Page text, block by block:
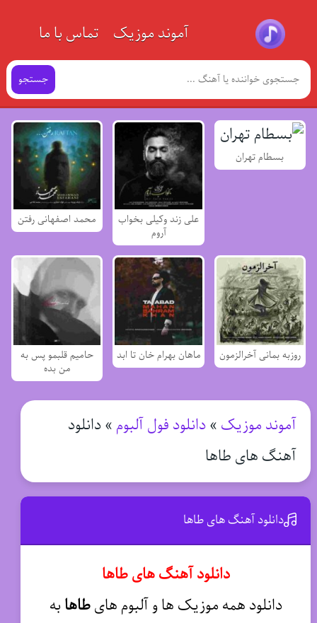
آموند موزیک تماس با ما
جستجو
بسطام تهران
علی زند وکیلی بخواب
آروم
محمد اصفهانی رفتن
روزبه بمانی آخرالزمون ماهان بهرام خان تا ابد
حامیم قلبمو پس به
من بده
آموند موزیک »دانلود فول آلبوم »دانلود
آهنگ های طاها
دانلود آهنگ های طاها
دانلود آهنگ های طاها
دانلود همه موزیک ها و آلبوم هایطاها به